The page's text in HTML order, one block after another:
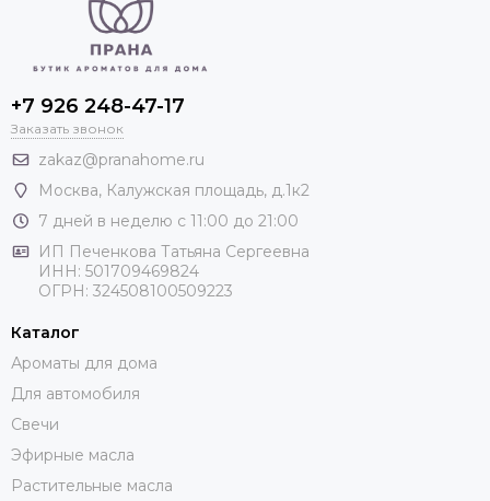
+7 926 248-47-17
Заказать звонок
zakaz@pranahome.ru
Москва, Калужская площадь, д.1к2
7 дней в неделю с 11:00 до 21:00
ИП Печенкова Татьяна Сергеевна
ИНН: 501709469824
ОГРН: 324508100509223
Каталог
Ароматы для дома
Для автомобиля
Свечи
Эфирные масла
Растительные масла